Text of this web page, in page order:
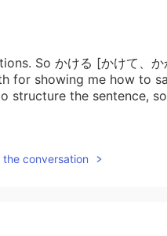
So かける [かけて、か
for showing me how to
structure the sentence,
the conversation